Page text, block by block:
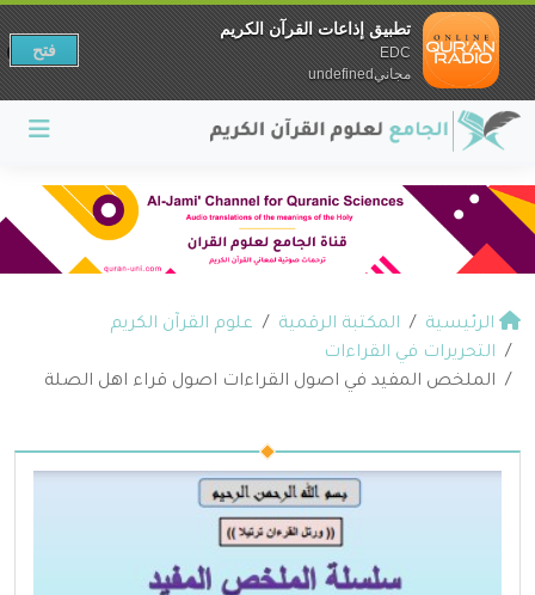
الرئيسية المكتبة الرقمية
علوم القرآن الكريم
التحريرات في القراءات
الملخص المفيد في اصول القراءات اصول قراء اهل الصلة
تطبيق إذاعات القرآن الكريم
EDC
مجانيundefined
فتح